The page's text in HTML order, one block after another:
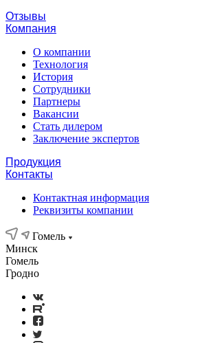
Отзывы
Компания
О компании
Технология
История
Сотрудники
Партнеры
Вакансии
Стать дилером
Заключение экспертов
Продукция
Контакты
Контактная информация
Реквизиты компании
Гомель
Минск
Гомель
Гродно